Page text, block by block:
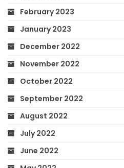
February 2023
January 2023
December 2022
November 2022
October 2022
September 2022
August 2022
July 2022
June 2022